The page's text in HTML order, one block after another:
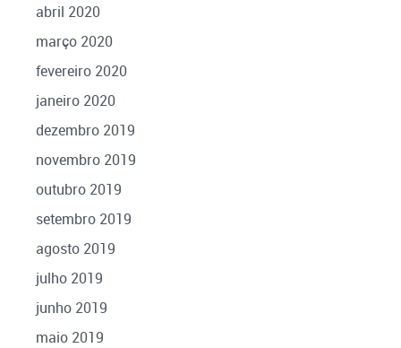
abril 2020
março 2020
fevereiro 2020
janeiro 2020
dezembro 2019
novembro 2019
outubro 2019
setembro 2019
agosto 2019
julho 2019
junho 2019
maio 2019